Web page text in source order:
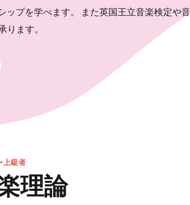
プを学べます。 また英国王立音楽検定や
ります。
上級者
理論